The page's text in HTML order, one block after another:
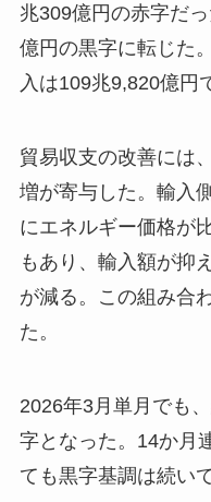
兆309億円の赤字だ
億円の黒字に転じた
入は109兆9,820億円
貿易収支の改善には
増が寄与した。輸入
にエネルギー価格が
もあり、輸入額が抑
が減る。この組み合
た。
2026年3月単月でも
字となった。14か月
ても黒字基調は続い